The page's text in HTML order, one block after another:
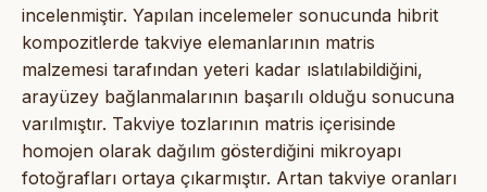
incelenmiştir. Yapılan incelemeler sonucunda hibrit
kompozitlerde takviye elemanlarının matris
malzemesi tarafından yeteri kadar ıslatılabildiğini,
arayüzey bağlanmalarının başarılı olduğu sonucuna
varılmıştır. Takviye tozlarının matris içerisinde
homojen olarak dağılım gösterdiğini mikroyapı
fotoğrafları ortaya çıkarmıştır. Artan takviye oranları